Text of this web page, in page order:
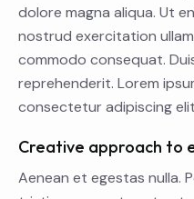
dolore magna aliqua. Ut
nostrud exercitation
commodo consequat.
reprehenderit. Lorem
consectetur adipiscing
Creative approach to
Aenean et egestas nulla.